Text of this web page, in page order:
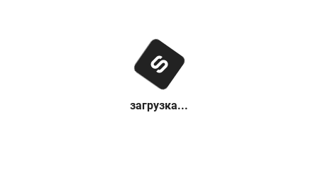
загрузка...